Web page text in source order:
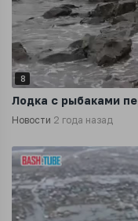
8
Лодка с рыбаками
Новости 2 года назад